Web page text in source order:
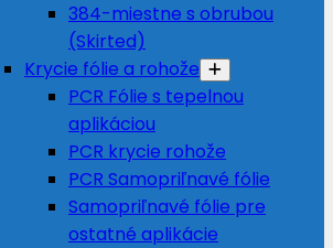
384-miestne s obrubou
(Skirted)
Krycie fólie a rohože
PCR Fólie s tepelnou
aplikáciou
PCR krycie rohože
PCR Samopriľnavé fólie
Samopriľnavé fólie pre
ostatné aplikácie